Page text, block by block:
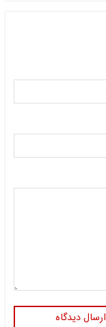
ارسال دیدگاه